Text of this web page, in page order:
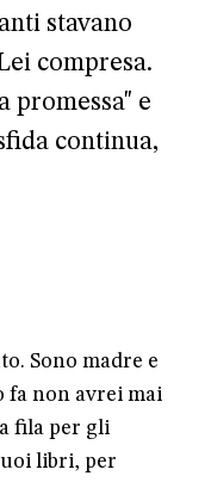
stavano
compresa.
promessa" e
continua,
Sono madre e
fa non avrei mai
fila per gli
libri, per